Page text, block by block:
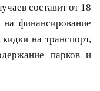
составит от 18
финансирование
на транспорт,
парков и